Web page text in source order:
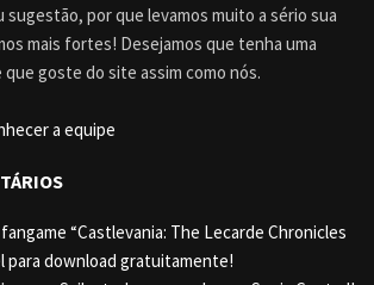
sugestão, por que levamos muito a sério sua
mais fortes! Desejamos que tenha uma
goste do site assim como nós.
a equipe
“Castlevania: The Lecarde Chronicles
para download gratuitamente!